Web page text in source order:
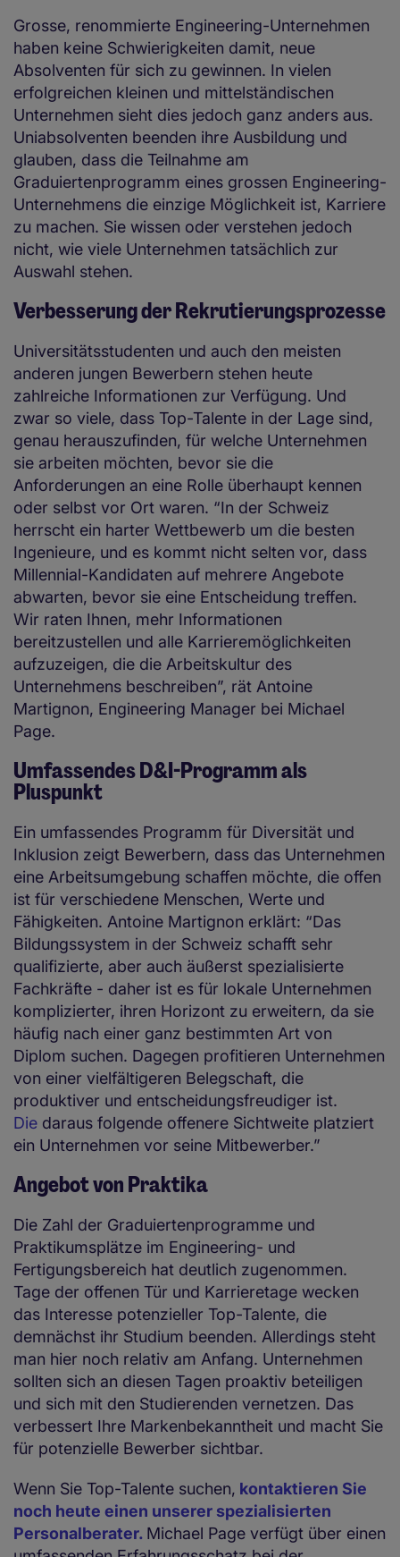
Grosse, renommierte Engineering-Unternehmen
haben keine Schwierigkeiten damit, neue
Absolventen für sich zu gewinnen. In vielen
erfolgreichen kleinen und mittelständischen
Unternehmen sieht dies jedoch ganz anders aus.
Uniabsolventen beenden ihre Ausbildung und
glauben, dass die Teilnahme am
Graduiertenprogramm eines grossen Engineering-
Unternehmens die einzige Möglichkeit ist, Karriere
zu machen. Sie wissen oder verstehen jedoch
nicht, wie viele Unternehmen tatsächlich zur
Auswahl stehen.
Verbesserung der Rekrutierungsprozesse
Universitätsstudenten und auch den meisten
anderen jungen Bewerbern stehen heute
zahlreiche Informationen zur Verfügung. Und
zwar so viele, dass Top-Talente in der Lage sind,
genau herauszufinden, für welche Unternehmen
sie arbeiten möchten, bevor sie die
Anforderungen an eine Rolle überhaupt kennen
oder selbst vor Ort waren. “In der Schweiz
herrscht ein harter Wettbewerb um die besten
Ingenieure, und es kommt nicht selten vor, dass
Millennial-Kandidaten auf mehrere Angebote
abwarten, bevor sie eine Entscheidung treffen.
Wir raten Ihnen, mehr Informationen
bereitzustellen und alle Karrieremöglichkeiten
aufzuzeigen, die die Arbeitskultur des
Unternehmens beschreiben”, rät Antoine
Martignon, Engineering Manager bei Michael
Page.
Umfassendes D&I-Programm als
Pluspunkt
Ein umfassendes Programm für Diversität und
Inklusion zeigt Bewerbern, dass das Unternehmen
eine Arbeitsumgebung schaffen möchte, die offen
ist für verschiedene Menschen, Werte und
Fähigkeiten. Antoine Martignon erklärt: “Das
Bildungssystem in der Schweiz schafft sehr
qualifizierte, aber auch äußerst spezialisierte
Fachkräfte - daher ist es für lokale Unternehmen
komplizierter, ihren Horizont zu erweitern, da sie
häufig nach einer ganz bestimmten Art von
Diplom suchen. Dagegen profitieren Unternehmen
von einer vielfältigeren Belegschaft, die
produktiver und entscheidungsfreudiger ist.
Die daraus folgende offenere Sichtweite platziert
ein Unternehmen vor seine Mitbewerber.”
Angebot von Praktika
Die Zahl der Graduiertenprogramme und
Praktikumsplätze im Engineering- und
Fertigungsbereich hat deutlich zugenommen.
Tage der offenen Tür und Karrieretage wecken
das Interesse potenzieller Top-Talente, die
demnächst ihr Studium beenden. Allerdings steht
man hier noch relativ am Anfang. Unternehmen
sollten sich an diesen Tagen proaktiv beteiligen
und sich mit den Studierenden vernetzen. Das
verbessert Ihre Markenbekanntheit und macht Sie
für potenzielle Bewerber sichtbar.
Wenn Sie Top-Talente suchen, kontaktieren Sie
noch heute einen unserer spezialisierten
Personalberater. Michael Page verfügt über einen